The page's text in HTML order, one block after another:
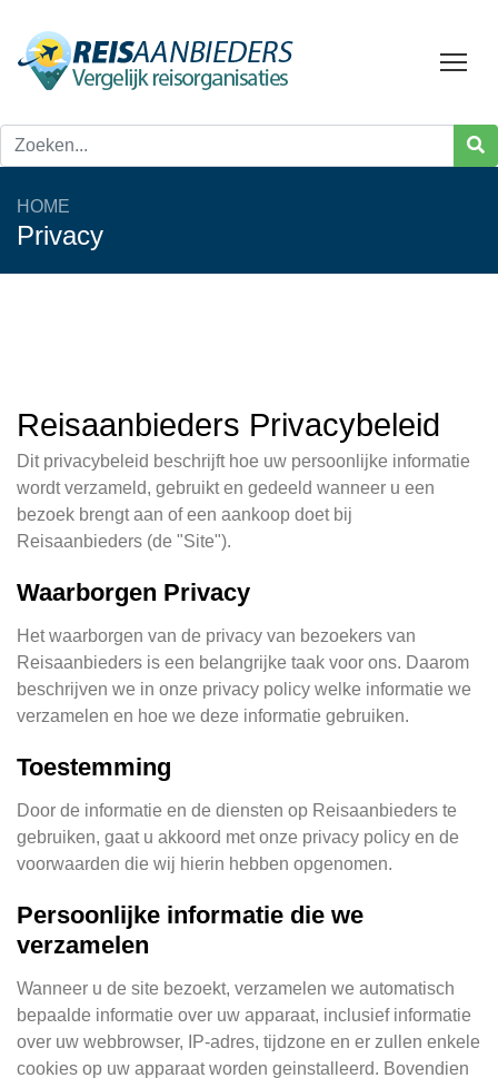
HOME
Privacy
Reisaanbieders Privacybeleid
Dit privacybeleid beschrijft hoe uw persoonlijke informatie
wordt verzameld, gebruikt en gedeeld wanneer u een
bezoek brengt aan of een aankoop doet bij
Reisaanbieders (de "Site").
Waarborgen Privacy
Het waarborgen van de privacy van bezoekers van
Reisaanbieders is een belangrijke taak voor ons. Daarom
beschrijven we in onze privacy policy welke informatie we
verzamelen en hoe we deze informatie gebruiken.
Toestemming
Door de informatie en de diensten op Reisaanbieders te
gebruiken, gaat u akkoord met onze privacy policy en de
voorwaarden die wij hierin hebben opgenomen.
Persoonlijke informatie die we
verzamelen
Wanneer u de site bezoekt, verzamelen we automatisch
bepaalde informatie over uw apparaat, inclusief informatie
over uw webbrowser, IP-adres, tijdzone en er zullen enkele
cookies op uw apparaat worden geinstalleerd. Bovendien